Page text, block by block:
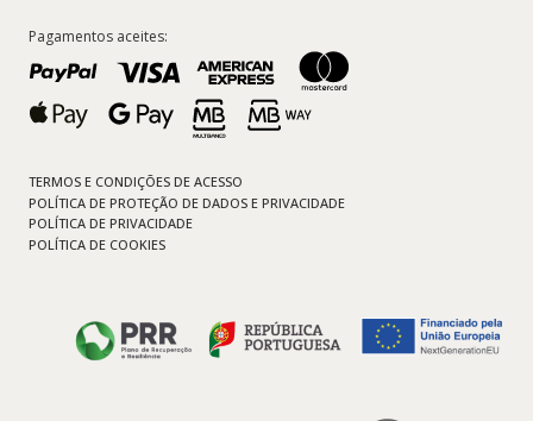
Pagamentos aceites:
TERMOS E CONDIÇÕES DE ACESSO
POLÍTICA DE PROTEÇÃO DE DADOS E PRIVACIDADE
POLÍTICA DE PRIVACIDADE
POLÍTICA DE COOKIES